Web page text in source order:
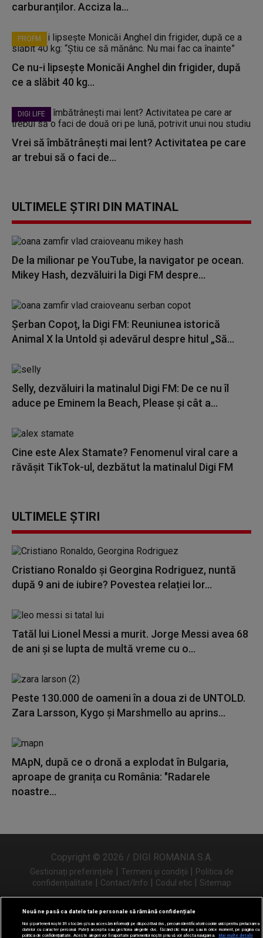
carburanților. Acciza la...
PROFM
Ce nu-i lipsește Monicăi Anghel din frigider, după
ce a slăbit 40 kg...
DIGI LIFE
Vrei să îmbătrânești mai lent? Activitatea pe care
ar trebui să o faci de...
ULTIMELE ȘTIRI DIN MATINAL
De la milionar pe YouTube, la navigator pe ocean.
Mikey Hash, dezvăluiri la Digi FM despre...
Șerban Copoț, la Digi FM: Reuniunea istorică
Animal X la Untold și adevărul despre hitul „Să...
Selly, dezvăluiri la matinalul Digi FM: De ce nu îl
aduce pe Eminem la Beach, Please și cât a...
Cine este Alex Stamate? Fenomenul viral care a
răvășit TikTok-ul, dezbătut la matinalul Digi FM
ULTIMELE ȘTIRI
Cristiano Ronaldo și Georgina Rodriguez, nuntă
după 9 ani de iubire? Povestea relației lor...
Tatăl lui Lionel Messi a murit. Jorge Messi avea 68
de ani și se lupta de multă vreme cu o...
Peste 130.000 de oameni în a doua zi de UNTOLD.
Zara Larsson, Kygo și Marshmello au aprins...
MApN, după ce o dronă a explodat în Bulgaria,
aproape de granița cu România: "Radarele
noastre...
Copyright © 2026 / DIGI ROMANIA S.A.
Gestionați preferințele | Termeni și condiții | Politica de
confidențialitate | Contact/Info | Codul etic | Sitemap
Urmărește-ne și pe
Nouă ne pasă ca datele tale personale să rămână confidențiale
Noi și partenerii noștri31 stocăm și/sau accesăm informații pe dispozitivul dvs., precum identificatorii cookie unici pentru prelucrarea
datelor cu caracter personal. Puteți accepta sau gestiona alegerile dvs. făcând clic mai jos sau în orice moment, pe pagina cu
politica de confidențialitate. Aceste alegeri vor fi raportate partenerilor noștri și nu vă vor afecta navigarea.
Mai multe detalii